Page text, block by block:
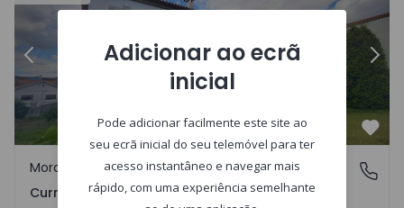
Anterior
Currelos, Papízios e Sobral, Viseu
Moradia
Currelos, Papízios e Sobral, Viseu
Adicionar ao ecrã
inicial
Pode adicionar facilmente este site ao
seu ecrã inicial do seu telemóvel para ter
acesso instantâneo e navegar mais
rápido, com uma experiência semelhante